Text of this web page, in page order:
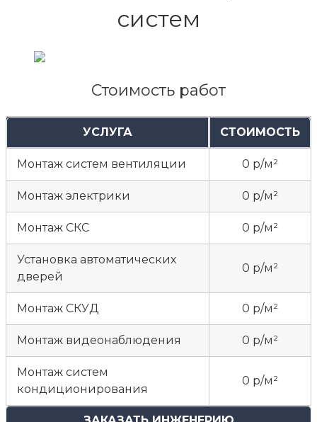
систем
Стоимость работ
УСЛУГА СТОИМОСТЬ
Монтаж систем вентиляции 0 р/м²
Монтаж электрики 0 р/м²
Монтаж СКС 0 р/м²
Установка автоматических
дверей
0 р/м²
Монтаж СКУД 0 р/м²
Монтаж видеонаблюдения 0 р/м²
Монтаж систем
кондиционирования
0 р/м²